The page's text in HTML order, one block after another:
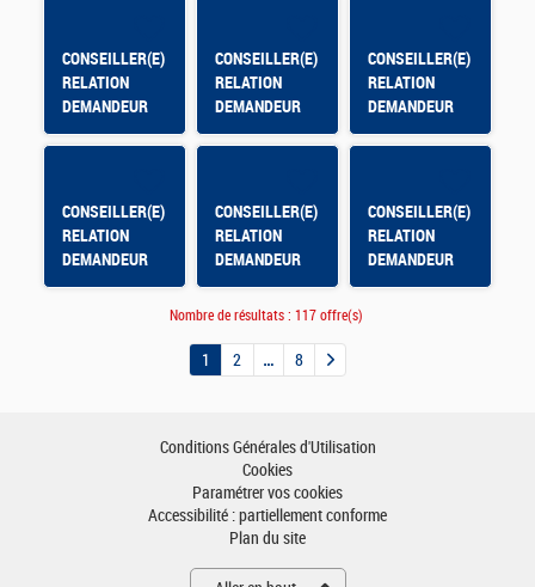
APPRENTISSAGE
CONSEILLER(E)
RELATION
DEMANDEUR
D'EMPLOI
CONSEILLER(E)
RELATION
DEMANDEUR
D'EMPLOI -
CONSEILLER(E)
RELATION
DEMANDEUR
D'EMPLOI - AFT
CONSEILLER(E)
RELATION
DEMANDEUR
D'EMPLOI AFT
CONSEILLER(E)
RELATION
DEMANDEUR
D'EMPLOI -
NEVERS
CONSEILLER(E)
RELATION
DEMANDEUR
D'EMPLOI -
Nombre de résultats : 117 offre(s)
1 2 8
Conditions Générales d'Utilisation
Cookies
Paramétrer vos cookies
Accessibilité : partiellement conforme
Plan du site